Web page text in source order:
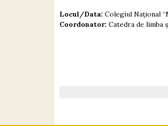
Locul/Data: Colegiul Național
Coordonator: Catedra de limba